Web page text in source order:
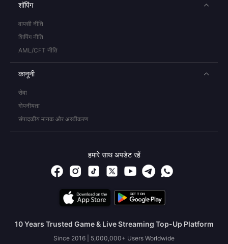
शॉपिंग
वापसी नीति
शिपिंग नीति
AML/CFT नीति
कानूनी
सेवा
गोपनीयता
संपादकीय मानक और अस्वीकरण
हमारे साथ अपडेट रहें
10 Years Trusted Game & Live Streaming Top-Up Platform
Since 2016 | 5,000,000+ Users Worldwide